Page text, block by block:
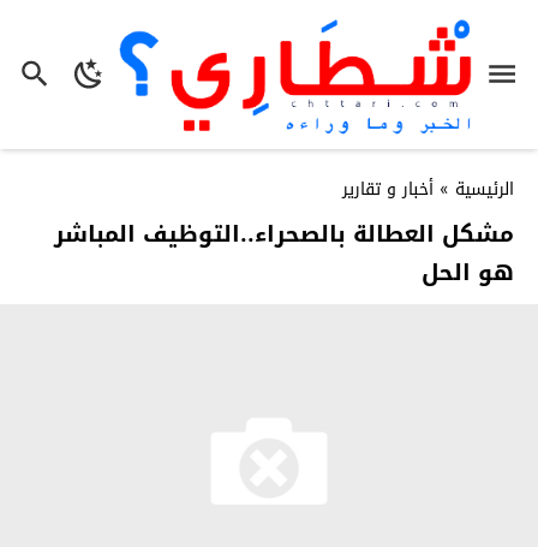
الرئيسية » أخبار و تقارير
مشكل العطالة بالصحراء..التوظيف المباشر
هو الحل